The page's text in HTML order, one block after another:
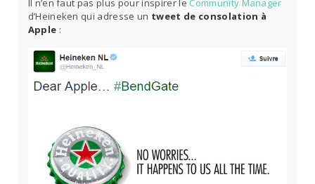
Il n’en faut pas plus pour inspirer le Community Manager
d’Heineken qui adresse un tweet de consolation à
Apple :